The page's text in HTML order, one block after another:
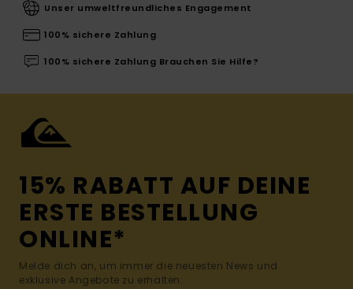
Unser umweltfreundliches Engagement
100% sichere Zahlung
100% sichere Zahlung Brauchen Sie Hilfe?
15% RABATT AUF DEINE
ERSTE BESTELLUNG
ONLINE*
Melde dich an, um immer die neuesten News und
exklusive Angebote zu erhalten.